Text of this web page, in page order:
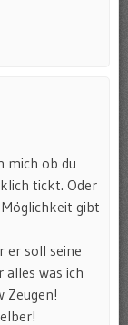
mich ob du
tickt. Oder
gibt
er soll seine
was ich
Zeugen!